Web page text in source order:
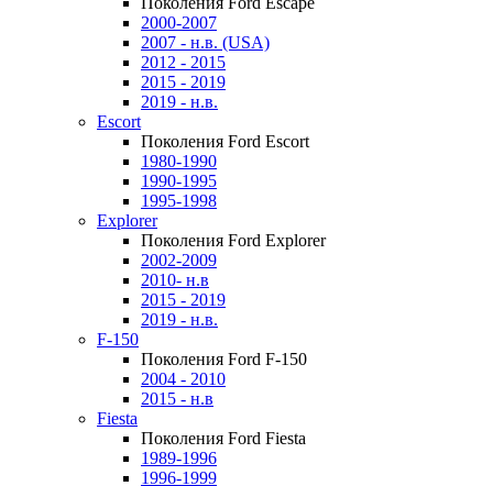
2000-2007
2007 - н.в. (USA)
2012 - 2015
2015 - 2019
2019 - н.в.
Escort
Поколения Ford Escort
1980-1990
1990-1995
1995-1998
Explorer
Поколения Ford Explorer
2002-2009
2010- н.в
2015 - 2019
2019 - н.в.
F-150
Поколения Ford F-150
2004 - 2010
2015 - н.в
Fiesta
Поколения Ford Fiesta
1989-1996
1996-1999